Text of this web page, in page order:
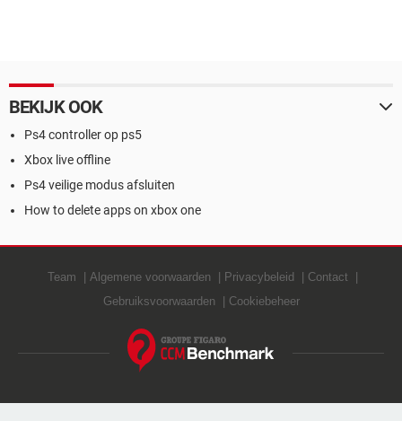
BEKIJK OOK
Ps4 controller op ps5
Xbox live offline
Ps4 veilige modus afsluiten
How to delete apps on xbox one
Team Algemene voorwaarden Privacybeleid
Contact
Gebruiksvoorwaarden
Cookiebeheer